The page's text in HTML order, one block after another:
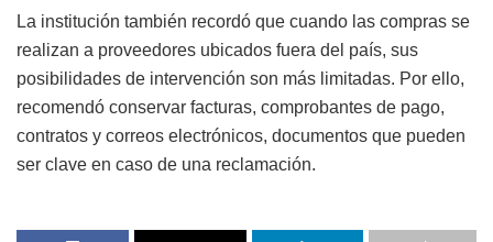
La institución también recordó que cuando las compras se
realizan a proveedores ubicados fuera del país, sus
posibilidades de intervención son más limitadas. Por ello,
recomendó conservar facturas, comprobantes de pago,
contratos y correos electrónicos, documentos que pueden
ser clave en caso de una reclamación.